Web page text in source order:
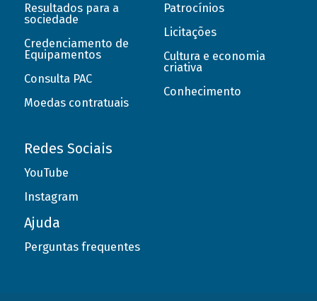
Resultados para a
sociedade
Credenciamento de
Equipamentos
Consulta PAC
Moedas contratuais
Patrocínios
Licitações
Cultura e economia
criativa
Conhecimento
Redes Sociais
YouTube
Instagram
Ajuda
Perguntas frequentes